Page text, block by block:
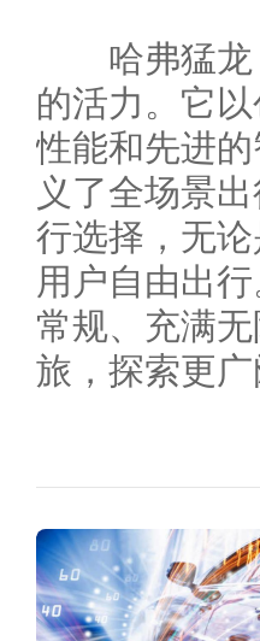
哈弗猛龙
的活力。它
性能和先进
义了全场景
行选择，无
用户自由出
常规、充满
旅，探索更广